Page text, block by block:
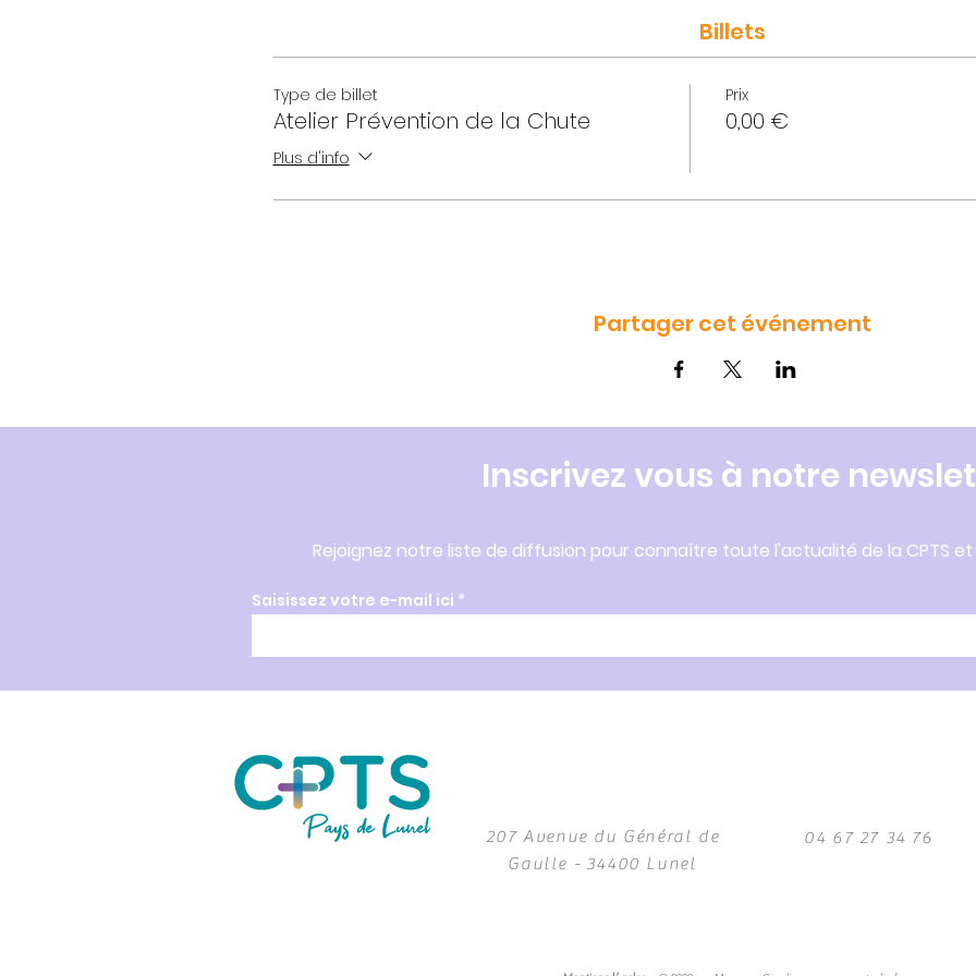
Billets
Type de billet
Atelier Prévention de la Chute
Plus d'info
Prix
0,00 €
Partager cet événement
Inscrivez vous à notre
Rejoignez notre liste de diffusion pour connaître toute l'actualité de la CPTS et
Saisissez votre e-mail ici
207 Avenue du Général de
Gaulle - 34400 Lunel
04 67 27 34 76